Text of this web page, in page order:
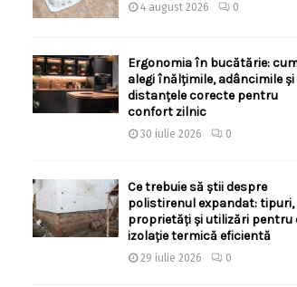
4 august 2026 0
Ergonomia în bucătărie:
alegi înălțimile, adâncimile și
distanțele corecte pentru
confort zilnic
30 iulie 2026 0
Ce trebuie să știi despre
polistirenul expandat: tipuri,
proprietăți și utilizări pentru
izolație termică eficientă
29 iulie 2026 0